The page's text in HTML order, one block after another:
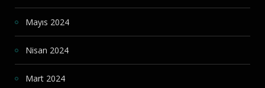
Mayıs 2024
Nisan 2024
Mart 2024